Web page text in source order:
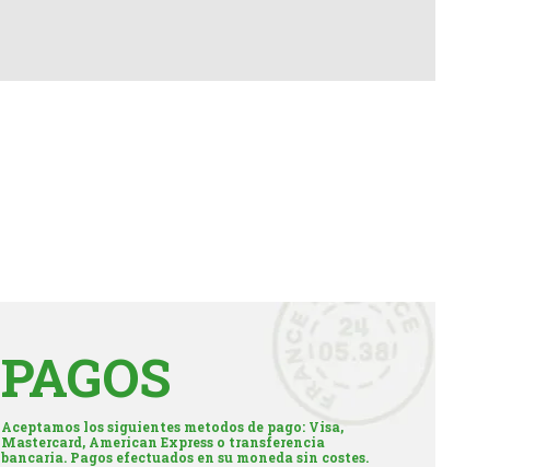
PAGOS
Aceptamos los siguientes metodos de pago: Visa,
Mastercard, American Express o transferencia
bancaria. Pagos efectuados en su moneda sin costes.